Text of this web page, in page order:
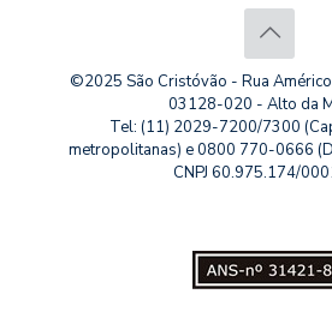
©2025 São Cristóvão - Rua
03128-020 - Alto da
Tel: (11) 2029-7200/7300
metropolitanas) e 0800 770-0666
CNPJ 60.975.174/